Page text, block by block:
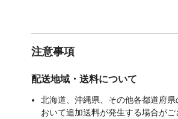
注意事項
配送地域・送料について
北海道、沖縄県、その他各都道府
おいて追加送料が発生する場合がご